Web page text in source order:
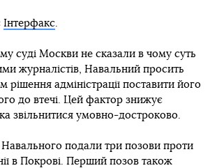
Інтерфакс.
суді Москви не сказали в чому суть
журналістів, Навальний просить
рішення адміністрації поставити його
до втечі. Цей фактор знижує
звільнитися умовно-достроково.
Навального подали три позови проти
в Покрові. Перший позов також